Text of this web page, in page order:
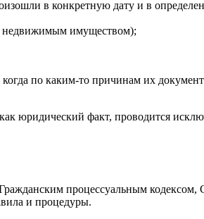
в конкретную дату и в
недвижимым имуществом);
по каким-то причинам их
юридический факт, проводится
процессуальным
и процедуры.